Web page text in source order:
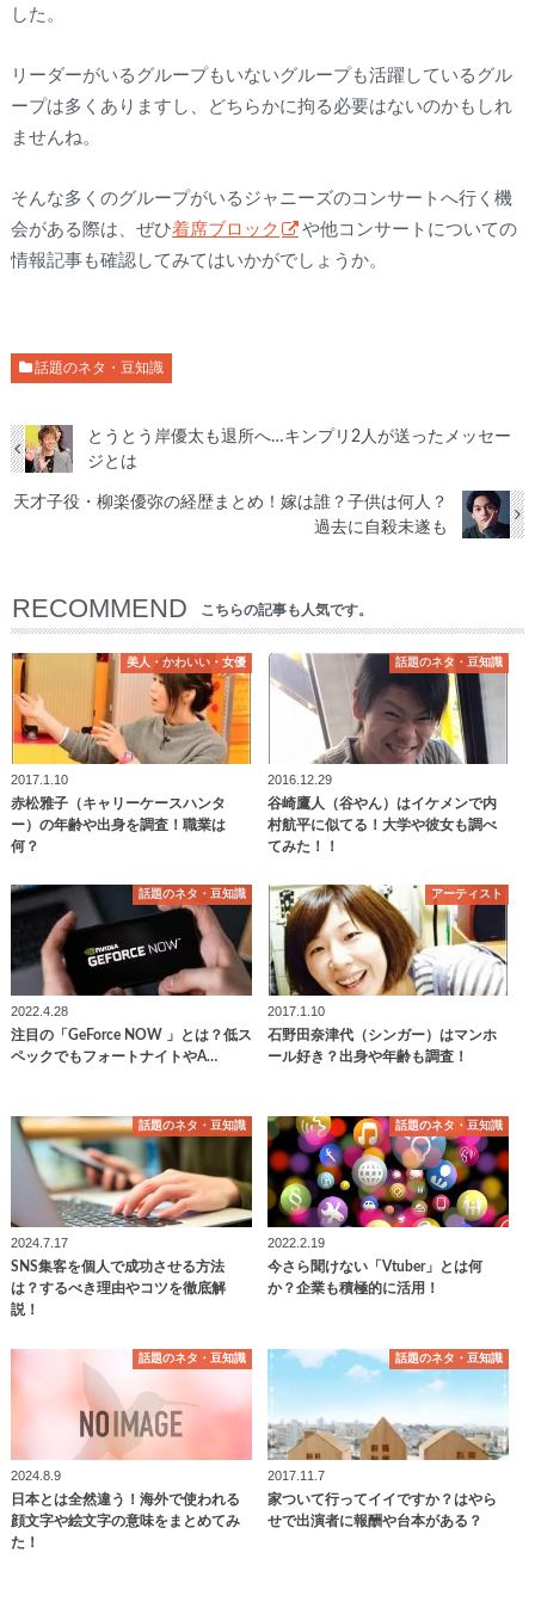
した。
リーダーがいるグループもいないグループも活躍しているグル
ープは多くありますし、どちらかに拘る必要はないのかもしれ
ませんね。
そんな多くのグループがいるジャニーズのコンサートへ行く機
会がある際は、ぜひ着席ブロック
や他コンサートについての
情報記事も確認してみてはいかがでしょうか。
話題のネタ・豆知識
とうとう岸優太も退所へ…キンプリ2人が送ったメッセー
ジとは
天才子役・柳楽優弥の経歴まとめ！嫁は誰？子供は何人？
過去に自殺未遂も
RECOMMEND こちらの記事も人気です。
美人・かわいい・女優
2017.1.10
赤松雅子（キャリーケースハンタ
ー）の年齢や出身を調査！職業は
何？
話題のネタ・豆知識
2016.12.29
谷崎鷹人（谷やん）はイケメンで内
村航平に似てる！大学や彼女も調べ
てみた！！
話題のネタ・豆知識
2022.4.28
注目の「GeForce NOW 」とは？低ス
ペックでもフォートナイトやA…
アーティスト
2017.1.10
石野田奈津代（シンガー）はマンホ
ール好き？出身や年齢も調査！
話題のネタ・豆知識
2024.7.17
SNS集客を個人で成功させる方法
は？するべき理由やコツを徹底解
説！
話題のネタ・豆知識
2022.2.19
今さら聞けない「Vtuber」とは何
か？企業も積極的に活用！
話題のネタ・豆知識
2024.8.9
日本とは全然違う！海外で使われる
顔文字や絵文字の意味をまとめてみ
た！
話題のネタ・豆知識
2017.11.7
家ついて行ってイイですか？はやら
せで出演者に報酬や台本がある？